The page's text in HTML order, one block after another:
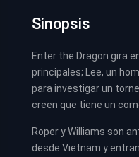
Sinopsis
Enter the Dragon gira
principales; Lee, un
para investigar un
creen que tiene un
Roper y Williams son
desde Vietnam y